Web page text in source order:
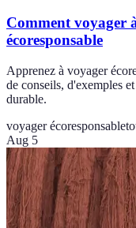
Comment voyager
écoresponsable
Apprenez à voyager
de conseils, d'exemples
durable.
voyager écoresponsable
Aug 5